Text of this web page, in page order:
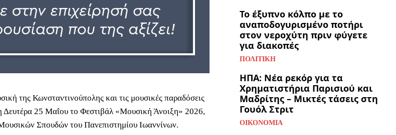
της Κωνσταντινούπολης και τις μουσικές παραδόσεις
Δευτέρα 25 Μαΐου το Φεστιβάλ «Μουσική Άνοιξη» 2026,
Σπουδών του Πανεπιστημίου Ιωαννίνων.
Το έξυπνο κόλπο με το
αναποδογυρισμένο ποτήρι
στον νεροχύτη πριν φύγετε
για διακοπές
ΠΟΛΙΤΙΚΉ
ΗΠΑ: Νέα ρεκόρ για τα
Χρηματιστήρια Παρισιού και
Μαδρίτης – Μικτές τάσεις στη
Γουόλ Στριτ
ΟΙΚΟΝΟΜΊΑ